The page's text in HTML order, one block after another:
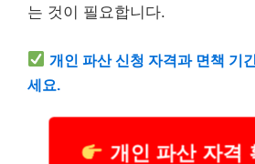
는 것이 필요합니다.
개인 파산 신청 자격과 면책 기
세요.
개인 파산 자격